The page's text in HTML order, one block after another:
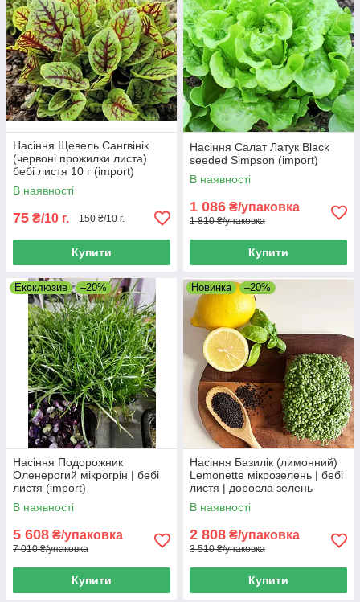
Насіння Щевель Сангвінік
(червоні прожилки листа)
бебі листя 10 г (import)
В наявності
75 ₴/10 г. 150 ₴/10 г.
Купити
Насіння Салат Латук Black
seeded Simpson (import)
В наявності
1 086 ₴/упаковка
1 810 ₴/упаковка
Купити
Ексклюзив –20%
Насіння Подорожник
Оленерогий мікрогрін | бебі
листя (import)
В наявності
5 608 ₴/упаковка
7 010 ₴/упаковка
Купити
Новинка –20%
Насіння Базилік (лимонний)
Lemonette мікрозелень | бебі
листя | доросла зелень
(import)
В наявності
2 808 ₴/упаковка
3 510 ₴/упаковка
Купити